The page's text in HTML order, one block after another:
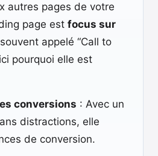
autres pages de votre
page est focus sur
appelé “Call to
pourquoi elle est
conversions : Avec un
distractions, elle
de conversion.